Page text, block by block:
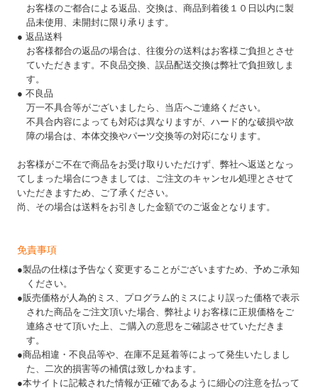
お客様のご都合による返品、交換は、商品到着後１０日以内に製
品未使用、未開封に限り承ります。
● 返品送料
お客様都合の返品の場合は、往復分の送料はお客様ご負担とさせ
ていただきます。不良品交換、誤品配送交換は弊社で負担致しま
す。
● 不良品
万一不具合等がございましたら、当店へご連絡ください。
不具合内容によっても対応は異なりますが、ハード的な破損や故
障の場合は、本体交換やパーツ交換等の対応になります。
お客様がご不在で商品をお受け取りいただけず、弊社へ返送となっ
てしまった場合につきましては、ご注文のキャンセル処理とさせて
いただきますため、ご了承ください。
尚、その場合は送料をお引きした金額でのご返金となります。
免責事項
●製品の仕様は予告なく変更することがございますため、予めご承知
ください。
●販売価格が人為的ミス、プログラム的ミスにより誤った価格で表示
された商品をご注文頂いた場合、弊社よりお客様に正規価格をご
連絡させて頂いた上、ご購入の意思をご確認させていただきま
す。
●商品相違・不良品等や、在庫不足延着等によって発生いたしまし
た、二次的損害等の補償は致しかねます。
●本サイトに記載された情報が正確であるように細心の注意を払って